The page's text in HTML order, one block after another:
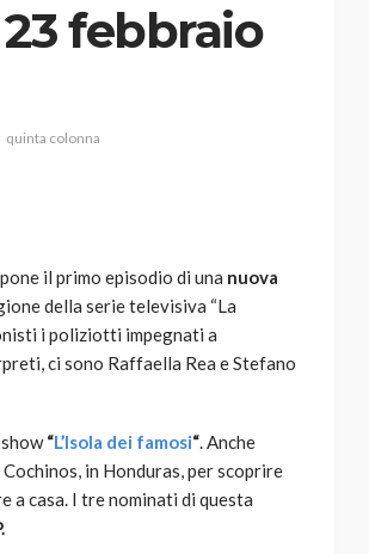
febbraio
quinta colonna
il primo episodio di una nuova
della serie televisiva “La
i poliziotti impegnati a
ci sono Raffaella Rea e Stefano
“L’Isola dei famosi“. Anche
in Honduras, per scoprire
a casa. I tre nominati di questa
AUTO SPORT
MG alle Final 8 di Coppa
Davis: tennis mondiale e
passione per
abbracciano la stessa causa
god 9 mesi ago